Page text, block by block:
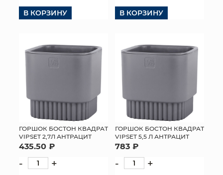
В КОРЗИНУ В КОРЗИНУ
ГОРШОК БОСТОН КВАДРАТ
VIPSET 2,7Л АНТРАЦИТ
435.50 ₽
- +
ГОРШОК БОСТОН КВАДРАТ
VIPSET 5,5 Л АНТРАЦИТ
783 ₽
- +